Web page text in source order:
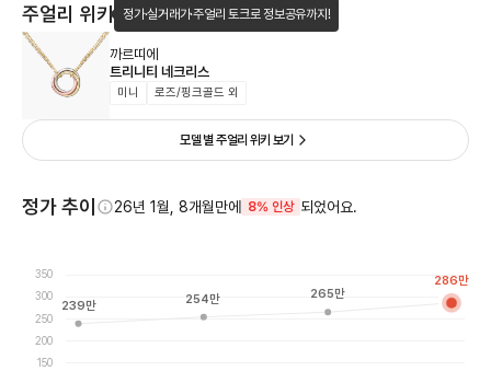
주얼리 위키 정가·실거래가·주얼리 토크로 정보공유까지!
까르띠에
트리니티 네크리스
미니 로즈/핑크골드 외
모델 별 주얼리 위키 보기
정가 추이 26년 1월, 8개월만에 8% 인상 되었어요.
150
200
250
300
350
239만 254만 265만
286만